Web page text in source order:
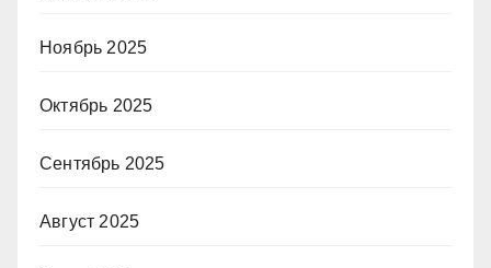
Ноябрь 2025
Октябрь 2025
Сентябрь 2025
Август 2025